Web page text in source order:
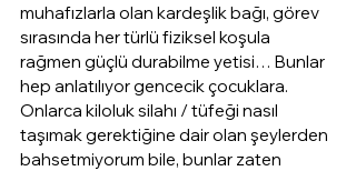
muhafızlarla olan kardeşlik bağı, görev
sırasında her türlü fiziksel koşula
rağmen güçlü durabilme yetisi… Bunlar
hep anlatılıyor gencecik çocuklara.
Onlarca kiloluk silahı / tüfeği nasıl
taşımak gerektiğine dair olan şeylerden
bahsetmiyorum bile, bunlar zaten